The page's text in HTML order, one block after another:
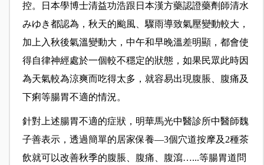
控。日本學博士清益功浩跟日本漢方藥認證藥劑師清水
みゆき都認為，秋天的颱風、驟雨導致氣壓變動較大，
加上入秋後氣溫變動大，中午和早晚溫差明顯，都會使
得自律神經處於一個較不穩定的狀態，如果民眾此時因
為天氣較為涼爽而吃得太多，就容易出現腹脹、腹痛及
下痢等腸胃不適的情況。
針對上述腸胃不適的症狀，明華馬光中醫診所中醫師魏
子善表示，透過簡單的居家保養—3個穴道按摩及2種茶
飲就可以改善秋季的腹脹、腹痛、腹瀉…...等腸胃道問